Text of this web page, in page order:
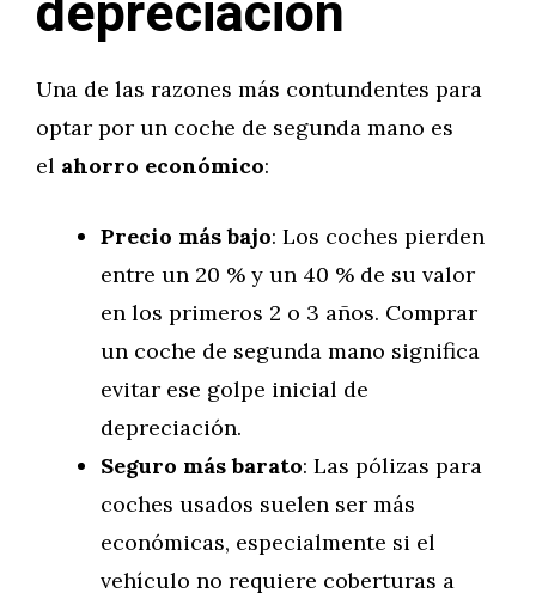
Una de las razones más contundentes para
optar por un coche de segunda mano es
el ahorro económico:
Precio más bajo: Los coches pierden
entre un 20 % y un 40 % de su valor
en los primeros 2 o 3 años. Comprar
un coche de segunda mano significa
evitar ese golpe inicial de
depreciación.
Seguro más barato: Las pólizas para
coches usados suelen ser más
económicas, especialmente si el
vehículo no requiere coberturas a